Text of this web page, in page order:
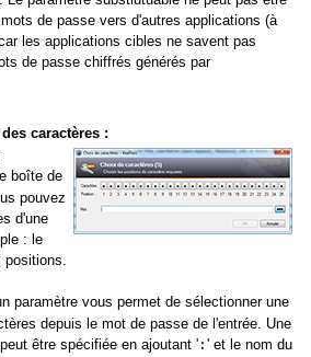
de passe vers d'autres applications (à
les applications cibles ne savent pas
de passe chiffrés générés par
caractères :
boîte de
pouvez
d'une
: le
positions.
paramètre vous permet de sélectionner une
depuis le mot de passe de l'entrée. Une
être spécifiée en ajoutant ' : ' et le nom du